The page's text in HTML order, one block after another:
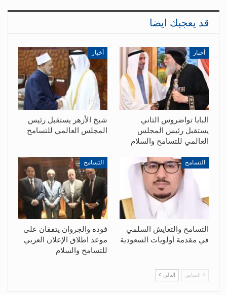
قد يعجبك ايضا
أخبار
البابا تواضروس الثاني
يستقبل رئيس المجلس
العالمي للتسامح والسلام
أخبار
شيخ الأزهر يستقبل رئيس
المجلس العالمي للتسامح
التسامح
التسامح والتعايش السلمي
في مقدمة أولويات السعودية
التسامح
فوده والجروان يتفقان على
موعد اطلاق الإعلان العربي
للتسامح والسلام
السابق التالي